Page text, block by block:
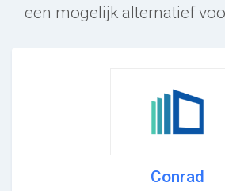
een mogelijk alternatief
Conrad